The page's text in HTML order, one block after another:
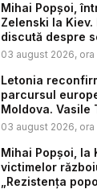
Mihai Popșoi,
Zelenski la
discută despre
d...
03 august 2026, ora
Letonia
parcursul
Moldova. Vasile
03 august 2026, ora
Mihai Popșoi, la
victimelor
„Rezistența